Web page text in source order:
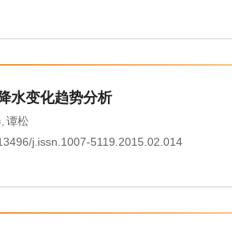
水变化趋势分析
, 谭松
j.issn.1007-5119.2015.02.014